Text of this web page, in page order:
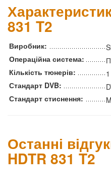
831 T2
Виробник:
Операційна система:
Кількість тюнерів:
1
Стандарт DVB:
Стандарт стиснення:
Останні
HDTR 831 T2